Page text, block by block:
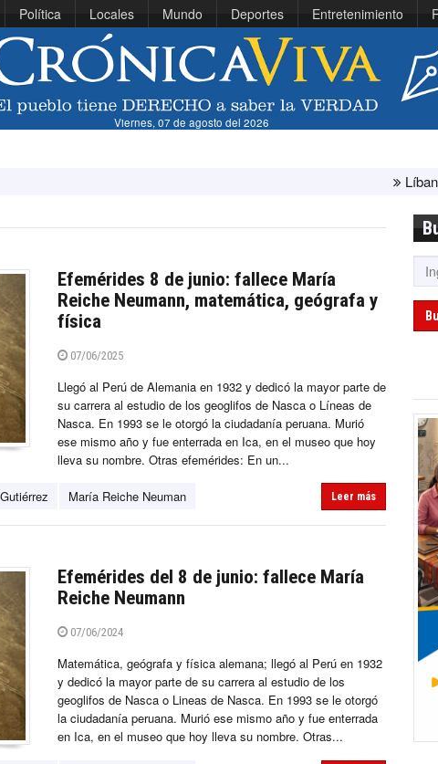
Política Locales Mundo Deportes Entretenimiento
Viernes, 07 de agosto del 2026
Líbano e Israel
Efemérides 8 de junio: fallece María
Reiche Neumann, matemática, geógrafa y
física
07/06/2025
Llegó al Perú de Alemania en 1932 y dedicó la mayor parte de
su carrera al estudio de los geoglifos de Nasca o Líneas de
Nasca. En 1993 se le otorgó la ciudadanía peruana. Murió
ese mismo año y fue enterrada en Ica, en el museo que hoy
lleva su nombre. Otras efemérides: En un...
María Reiche Neuman Leer más
Efemérides del 8 de junio: fallece María
Reiche Neumann
07/06/2024
Matemática, geógrafa y física alemana; llegó al Perú en 1932
y dedicó la mayor parte de su carrera al estudio de los
geoglifos de Nasca o Lineas de Nasca. En 1993 se le otorgó
la ciudadanía peruana. Murió ese mismo año y fue enterrada
en Ica, en el museo que hoy lleva su nombre. Otras...